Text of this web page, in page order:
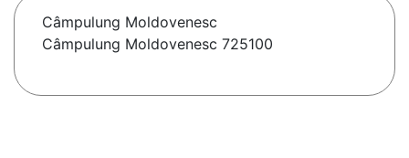
Câmpulung Moldovenesc
Câmpulung Moldovenesc 725100